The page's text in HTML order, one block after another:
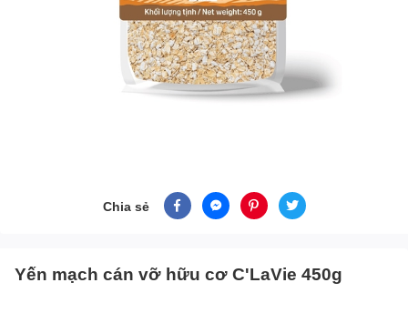
Chia sẻ
Yến mạch cán vỡ hữu cơ C'LaVie 450g